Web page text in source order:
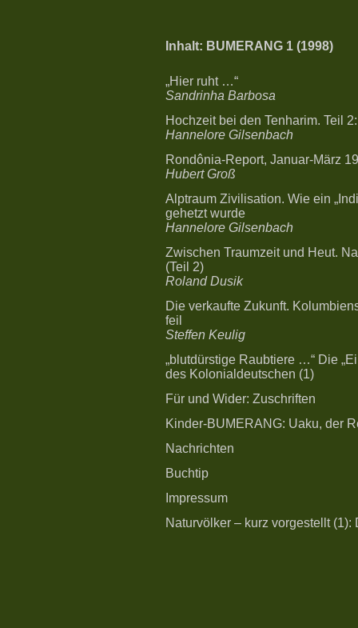
Inhalt: BUMERANG 1 (1998)
„Hier ruht …“
Sandrinha Barbosa
Hochzeit bei den Tenharim. Teil
Hannelore Gilsenbach
Rondônia-Report, Januar-März
Hubert Groß
Alptraum Zivilisation. Wie ein
gehetzt wurde
Hannelore Gilsenbach
Zwischen Traumzeit und Heut.
(Teil 2)
Roland Dusik
Die verkaufte Zukunft.
feil
Steffen Keulig
„blutdürstige Raubtiere …“ Die
des Kolonialdeutschen (1)
Für und Wider: Zuschriften
Kinder-BUMERANG: Uaku, der
Nachrichten
Buchtip
Impressum
Naturvölker – kurz vorgestellt (1):